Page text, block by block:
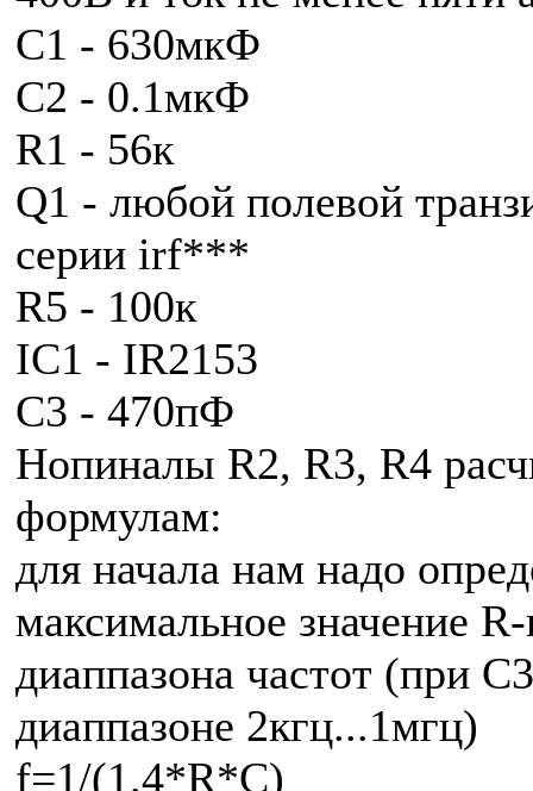
C1 - 630мкФ
C2 - 0.1мкФ
R1 - 56к
Q1 - любой полевой
серии irf***
R5 - 100к
IC1 - IR2153
C3 - 470пФ
Нопиналы R2, R3, R4
формулам:
для начала нам надо
максимальное значение
диаппазона частот (при
диаппазоне 2кгц...1мгц)
f=1/(1.4*R*C)